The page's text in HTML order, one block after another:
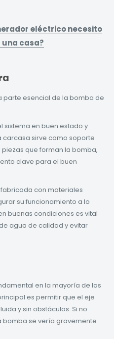
eléctrico necesito
casa?
parte esencial de la bomba de
sistema en buen estado y
carcasa sirve como soporte
que forman la bomba,
clave para el buen
con materiales
su funcionamiento a lo
buenas condiciones es vital
agua de calidad y evitar
en la mayoría de las
es permitir que el eje
y sin obstáculos. Si no
bomba se vería gravemente